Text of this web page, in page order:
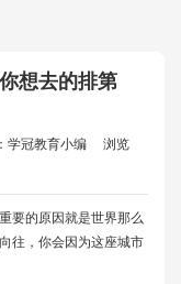
想去的排第
学冠教育小编
浏览
要的原因就是世界那么
往，你会因为这座城市